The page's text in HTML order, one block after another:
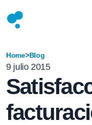
Home>Blog
9 julio 2015